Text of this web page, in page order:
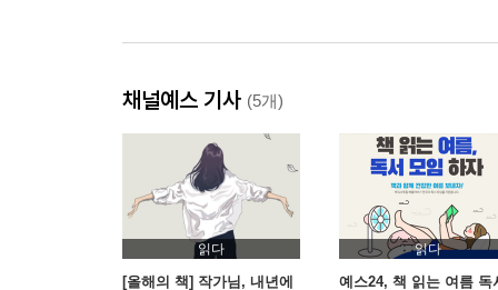
채널예스 기사 (5개)
읽다
[올해의 책] 작가님, 내년에
읽다
예스24, 책 읽는 여름 독